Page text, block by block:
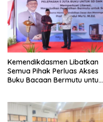
Kemendikdasmen Libatkan
Semua Pihak Perluas Akses
Buku Bacaan Bermutu untuk